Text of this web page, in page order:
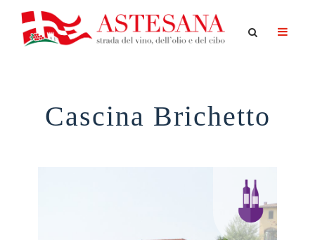
Cascina Brichetto